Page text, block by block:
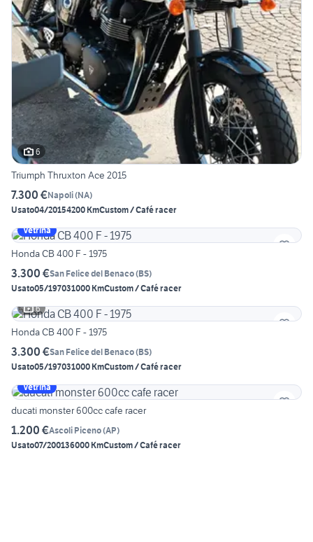
6
Triumph Thruxton Ace 2015
7.300 €Napoli(NA)
Usato04/20154200 KmCustom / Café racer
Vetrina
Honda CB 400 F - 1975
3.300 €San Felice del Benaco(BS)
Usato05/197031000 KmCustom / Café racer
6
Honda CB 400 F - 1975
3.300 €San Felice del Benaco(BS)
Usato05/197031000 KmCustom / Café racer
Vetrina
ducati monster 600cc cafe racer
1.200 €Ascoli Piceno(AP)
Usato07/200136000 KmCustom / Café racer